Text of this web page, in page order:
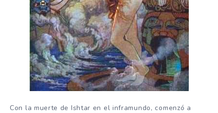
Con la muerte de Ishtar en el inframundo, comenzó a